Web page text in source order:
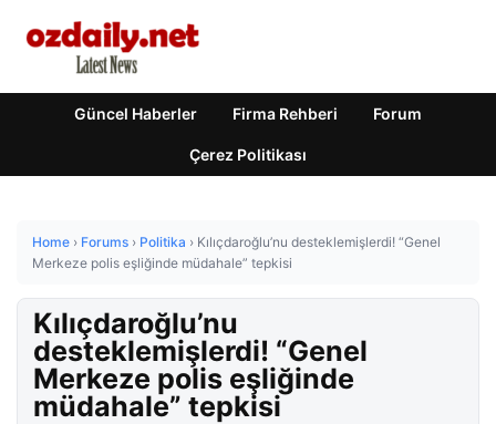
Güncel Haberler Firma Rehberi Forum
Çerez Politikası
Home › Forums › Politika › Kılıçdaroğlu’nu desteklemişlerdi! “Genel
Merkeze polis eşliğinde müdahale” tepkisi
Kılıçdaroğlu’nu
desteklemişlerdi! “Genel
Merkeze polis eşliğinde
müdahale” tepkisi